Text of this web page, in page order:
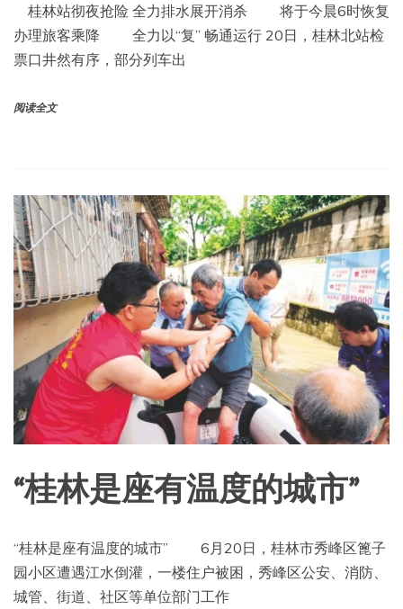
桂林站彻夜抢险 全力排水展开消杀 将于今晨6时恢复
办理旅客乘降 全力以“复” 畅通运行 20日，桂林北站检
票口井然有序，部分列车出
阅读全文
“桂林是座有温度的城市”
“桂林是座有温度的城市” 6月20日，桂林市秀峰区篦子
园小区遭遇江水倒灌，一楼住户被困，秀峰区公安、消防、
城管、街道、社区等单位部门工作